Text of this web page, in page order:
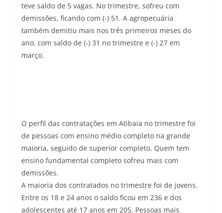
teve saldo de 5 vagas. No trimestre, sofreu com
demissões, ficando com (-) 51. A agropecuária
também demitiu mais nos três primeiros meses do
ano, com saldo de (-) 31 no trimestre e (-) 27 em
março.
O perfil das contratações em Atibaia no trimestre foi
de pessoas com ensino médio completo na grande
maioria, seguido de superior completo. Quem tem
ensino fundamental completo sofreu mais com
demissões.
A maioria dos contratados no trimestre foi de jovens.
Entre os 18 e 24 anos o saldo ficou em 236 e dos
adolescentes até 17 anos em 205. Pessoas mais